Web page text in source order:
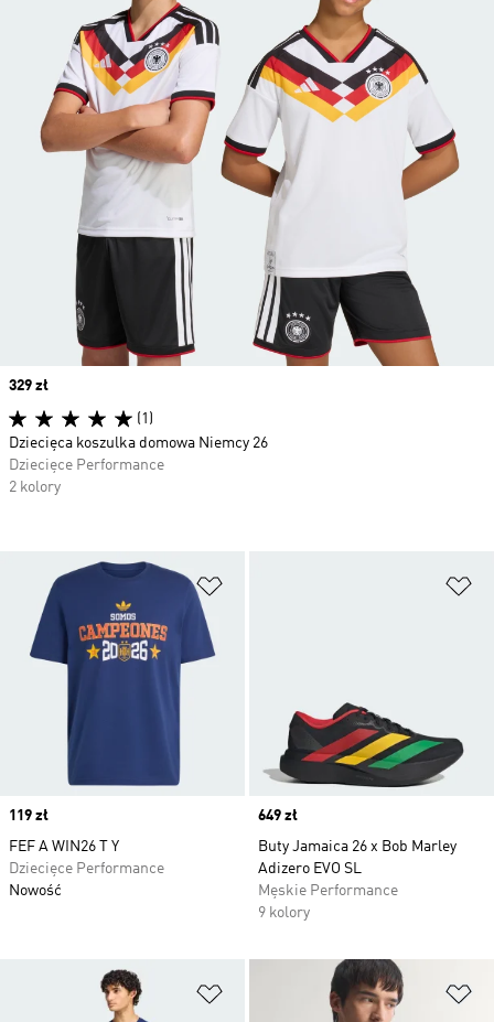
Price
119 zł
FEF A WIN26 T Y
Dziecięce Performance
Nowość
Price
649 zł
Buty Jamaica 26 x Bob Marley
Adizero EVO SL
Męskie Performance
9 kolory
Dodaj do listy życzeń
Price
329 zł
(1)
Dziecięca koszulka domowa Niemcy 26
Dziecięce Performance
2 kolory